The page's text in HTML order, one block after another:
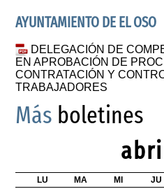
AYUNTAMIENTO DE EL OSO
DELEGACIÓN DE
EN APROBACIÓN DE
CONTRATACIÓN Y
TRABAJADORES
Más boletines
LU MA MI JU